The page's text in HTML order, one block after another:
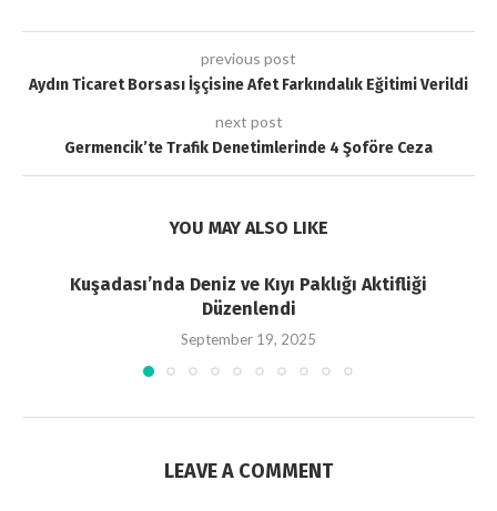
previous post
Aydın Ticaret Borsası İşçisine Afet Farkındalık Eğitimi Verildi
next post
Germencik’te Trafik Denetimlerinde 4 Şoföre Ceza
YOU MAY ALSO LIKE
Kuşadası’nda Deniz ve Kıyı Paklığı Aktifliği
Düzenlendi
September 19, 2025
LEAVE A COMMENT